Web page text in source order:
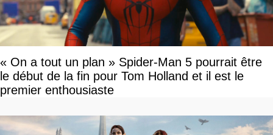
« On a tout un plan » Spider-Man 5 pourrait être
le début de la fin pour Tom Holland et il est le
premier enthousiaste